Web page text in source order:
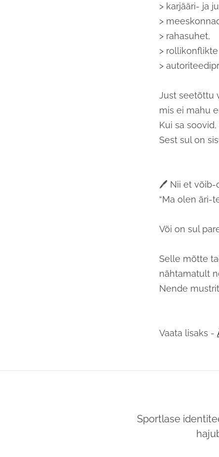
> karjääri- ja
>
> rahasuhet,
>
>
Just seetõttu
mis ei mahu
Kui sa
Sest sul on
🖊️ Nii et võib-
“Ma olen äri-
Või on sul
Selle mõtte
nähtamatult
Nende
Vaata lisaks -
Sportlase